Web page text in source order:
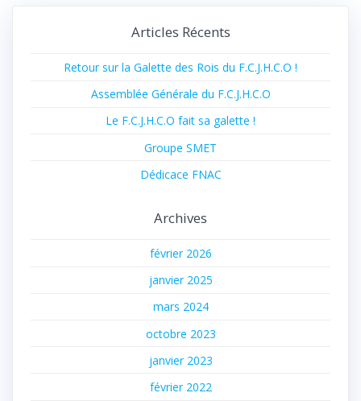
Articles Récents
Retour sur la Galette des Rois du F.C.J.H.C.O !
Assemblée Générale du F.C.J.H.C.O
Le F.C.J.H.C.O fait sa galette !
Groupe SMET
Dédicace FNAC
Archives
février 2026
janvier 2025
mars 2024
octobre 2023
janvier 2023
février 2022